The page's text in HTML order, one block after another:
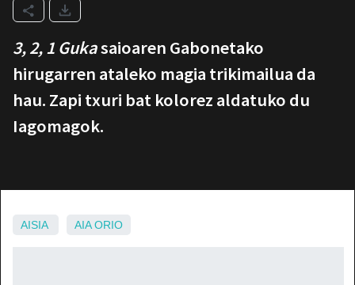
3, 2, 1 Gukasaioaren Gabonetako
hirugarren ataleko magia trikimailua da
hau. Zapi txuri bat kolorez aldatuko du
Iagomagok.
AISIA AIA ORIO